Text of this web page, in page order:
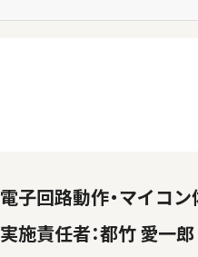
電子回路動作・マイコ
実施責任者：都竹 愛一郎